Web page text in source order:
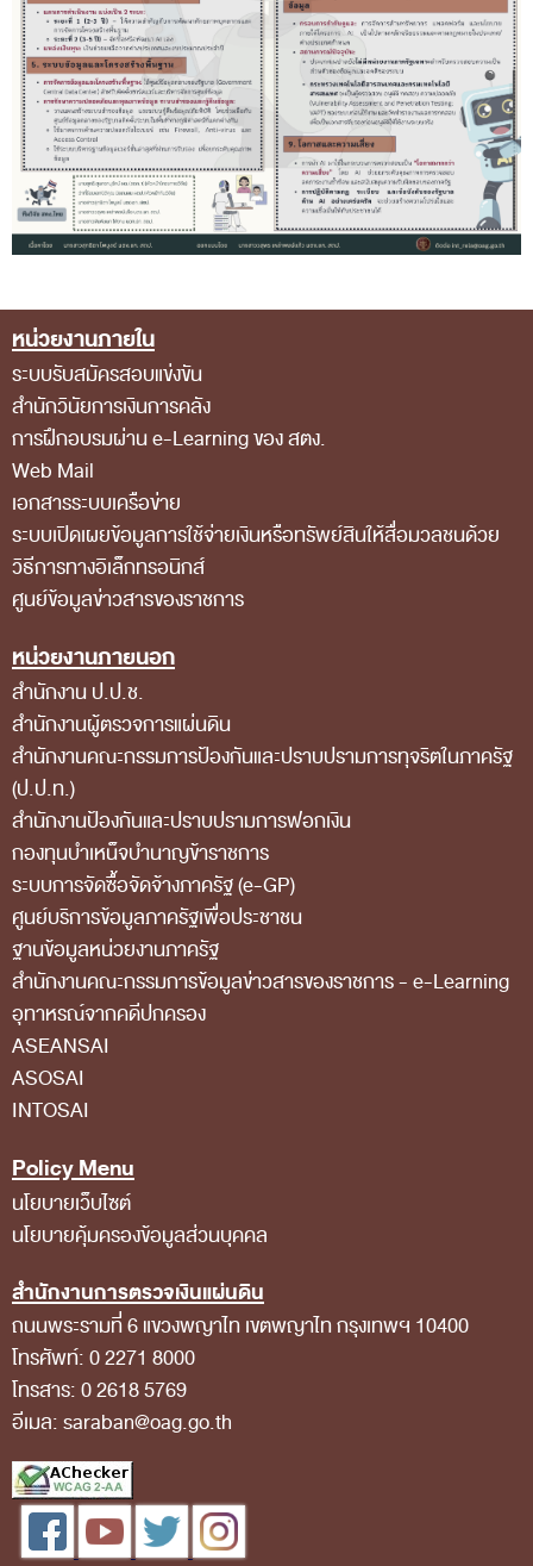
ส่วนภูมิภาค
คณะกรรมการตรวจสอบของสำนักงานการตรวจเงิน
แผ่นดิน
โครงสร้างคณะกรรมการตรวจสอบ
เอกสารที่เกี่ยวข้องกับคณะกรรมการตรวจสอบ
คณะกรรมการมาตรฐานจริยธรรมของเจ้าหน้าที่และ
โครงสร้างคณะกรรมการ
เอกสารที่เกี่ยวข้อง
ตราสัญลักษณ์ สตง.
ผลการตรวจสอบ
ผลการตรวจสอบที่สำคัญ
สถิติการตรวจสอบรายงานการเงิน
ข้อมูลสาธารณะ
แผนการจัดซื้อจัดจ้าง
ประกาศประกวดราคา/ราคากลาง/ขายพัสดุเสื่อม
สภาพ
สรุปผลการจัดซื้อจัดจ้าง
ข้อมูลสาระสำคัญในสัญญา
การรายงานผลการจัดซื้อจัดจ้าง หรือการจัดการ
พัสดุ
การประเมิน ITA
ศูนย์ข้อมูลข่าวสารของราชการ
การป้องกันการทุจริต
การส่งเสริมความโปร่งใส
การขับเคลื่อนจริยธรรม
รายงานผลการปฏิบัติงานประจำปี
แผน/ผลการปฏิบัติงานและการใช้จ่าย
แผนพัฒนาทรัพยากรบุคคล
รายงานการรับทรัพย์สินหรือประโยชน์อื่นใดโดย
ธรรมจรรยา
รายงานของผู้สอบบัญชีและรายงานการเงินของ สตง.
รายงานผลตามนโยบาย No Gift Policy
Footer Menu
หน่วยงานภายใน
ระบบรับสมัครสอบแข่งขัน
สำนักวินัยการเงินการคลัง
การฝึกอบรมผ่าน e-Learning ของ สตง.
Web Mail
เอกสารระบบเครือข่าย
ระบบเปิดเผยข้อมูลการใช้จ่ายเงินหรือทรัพย์สินให้สื่อมวลชนด้วย
วิธีการทางอิเล็กทรอนิกส์
ศูนย์ข้อมูลข่าวสารของราชการ
หน่วยงานภายนอก
สำนักงาน ป.ป.ช.
สำนักงานผู้ตรวจการแผ่นดิน
สำนักงานคณะกรรมการป้องกันและปราบปรามการทุจริตในภาครัฐ
(ป.ป.ท.)
สำนักงานป้องกันและปราบปรามการฟอกเงิน
กองทุนบำเหน็จบำนาญข้าราชการ
ระบบการจัดซื้อจัดจ้างภาครัฐ (e-GP)
ศูนย์บริการข้อมูลภาครัฐเพื่อประชาชน
ฐานข้อมูลหน่วยงานภาครัฐ
สํานักงานคณะกรรมการข้อมูลข่าวสารของราชการ - e-Learning
อุทาหรณ์จากคดีปกครอง
ASEANSAI
ASOSAI
INTOSAI
Policy Menu
นโยบายเว็บไซต์
นโยบายคุ้มครองข้อมูลส่วนบุคคล
สำนักงานการตรวจเงินแผ่นดิน
ถนนพระรามที่ 6 แขวงพญาไท เขตพญาไท กรุงเทพฯ 10400
โทรศัพท์: 0 2271 8000
โทรสาร: 0 2618 5769
อีเมล: saraban@oag.go.th